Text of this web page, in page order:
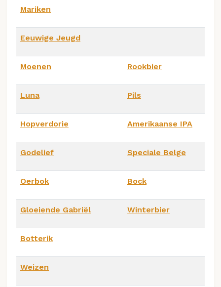
Mariken
Eeuwige Jeugd
Moenen Rookbier
Luna Pils
Hopverdorie Amerikaanse IPA
Godelief Speciale Belge
Oerbok Bock
Gloeiende Gabriël Winterbier
Botterik
Weizen